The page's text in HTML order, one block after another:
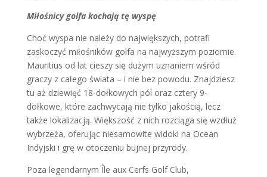
Miłośnicy golfa kochają tę wyspę
Choć wyspa nie należy do największych, potrafi
zaskoczyć miłośników golfa na najwyższym poziomie.
Mauritius od lat cieszy się dużym uznaniem wśród
graczy z całego świata – i nie bez powodu. Znajdziesz
tu aż dziewięć 18-dołkowych pól oraz cztery 9-
dołkowe, które zachwycają nie tylko jakością, lecz
także lokalizacją. Większość z nich rozciąga się wzdłuż
wybrzeża, oferując niesamowite widoki na Ocean
Indyjski i grę w otoczeniu bujnej przyrody.
Poza legendarnym Île aux Cerfs Golf Club,